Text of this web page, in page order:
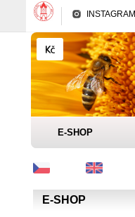
INSTAGRAM
E-SHOP
E-SHOP